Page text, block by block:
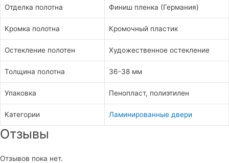
Отделка полотна Финиш пленка (Германия)
Кромка полотна Кромочный пластик
Остекление полотен Художественное остекление
Толщина полотна 36-38 мм
Упаковка Пенопласт, полиэтилен
Категории Ламинированные двери
Отзывы
Отзывов пока нет.